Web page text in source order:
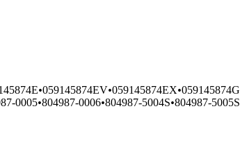
•059145874EV•059145874EX•059145874G
0005•804987-0006•804987-5004S•804987-5005S